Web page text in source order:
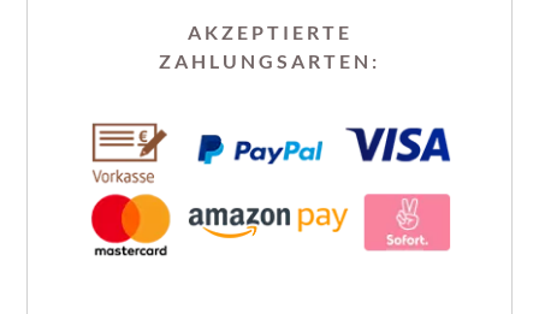
AKZEPTIERTE
ZAHLUNGSARTEN: